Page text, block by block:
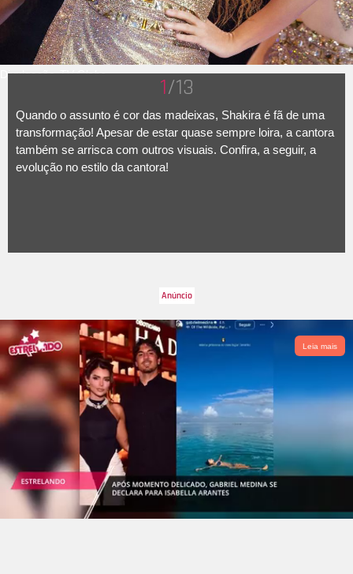
Divulgação-TV Globo 1/13
Quando o assunto é cor das madeixas, Shakira é fã de uma
transformação! Apesar de estar quase sempre loira, a cantora
também se arrisca com outros visuais. Confira, a seguir, a
evolução no estilo da cantora!
Leia mais